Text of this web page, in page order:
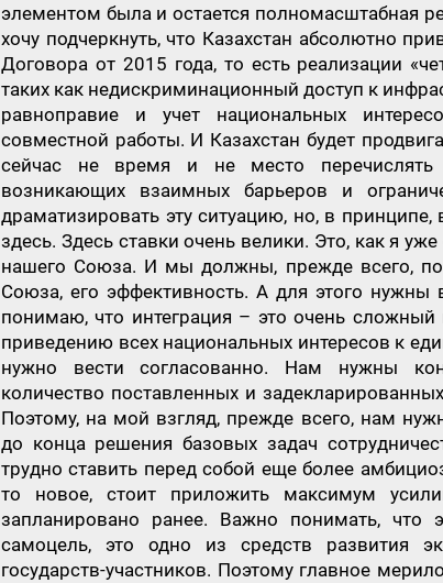
элементом была и остается полномасштабная
хочу подчеркнуть, что Казахстан абсолютно
Договора от 2015 года, то есть реализации
таких как недискриминационный доступ к
равноправие и учет национальных
совместной работы. И Казахстан будет
сейчас не время и не место перечислять
возникающих взаимных барьеров и
драматизировать эту ситуацию, но, в
здесь. Здесь ставки очень велики. Это, как я
нашего Союза. И мы должны, прежде всего,
Союза, его эффективность. А для этого
понимаю, что интеграция – это очень сложный
приведению всех национальных интересов к
нужно вести согласованно. Нам нужны
количество поставленных и
Поэтому, на мой взгляд, прежде всего, нам
до конца решения базовых задач
трудно ставить перед собой еще более
то новое, стоит приложить максимум
запланировано ранее. Важно понимать, что
самоцель, это одно из средств развития
государств-участников. Поэтому главное